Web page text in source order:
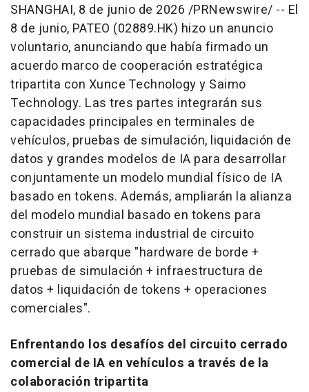
SHANGHAI, 8 de junio de 2026 /PRNewswire/ -- El
8 de junio, PATEO (02889.HK) hizo un anuncio
voluntario, anunciando que había firmado un
acuerdo marco de cooperación estratégica
tripartita con Xunce Technology y Saimo
Technology. Las tres partes integrarán sus
capacidades principales en terminales de
vehículos, pruebas de simulación, liquidación de
datos y grandes modelos de IA para desarrollar
conjuntamente un modelo mundial físico de IA
basado en tokens. Además, ampliarán la alianza
del modelo mundial basado en tokens para
construir un sistema industrial de circuito
cerrado que abarque "hardware de borde +
pruebas de simulación + infraestructura de
datos + liquidación de tokens + operaciones
comerciales".
Enfrentando los desafíos del circuito cerrado
comercial de IA en vehículos a través de la
colaboración tripartita